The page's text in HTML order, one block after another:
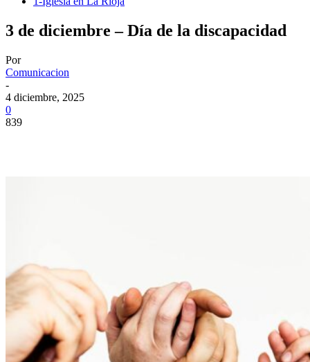
3 de diciembre – Día de la discapacidad
Por
Comunicacion
-
4 diciembre, 2025
0
839